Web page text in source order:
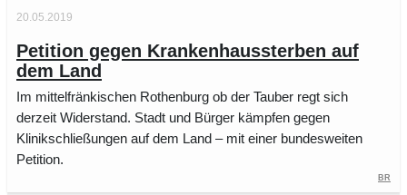
20.05.2019
Petition gegen Krankenhaussterben auf
dem Land
Im mittelfränkischen Rothenburg ob der Tauber regt sich
derzeit Widerstand. Stadt und Bürger kämpfen gegen
Klinikschließungen auf dem Land – mit einer bundesweiten
Petition.
BR